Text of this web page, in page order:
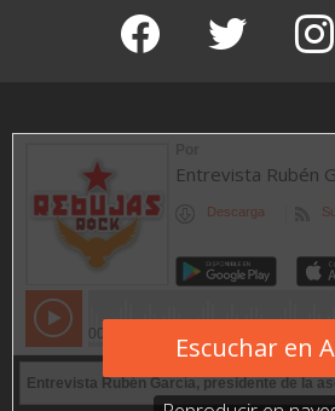
facebook twitter